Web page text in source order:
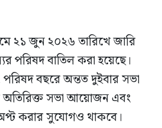
২১ জুন ২০২৬ তারিখে জারি
পরিষদ বাতিল করা হয়েছে।
বছরে অন্তত দুইবার সভা
অতিরিক্ত সভা আয়োজন এবং
করার সুযোগও থাকবে।